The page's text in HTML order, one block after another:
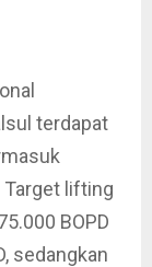
terdapat
Target lifting
BOPD
sedangkan